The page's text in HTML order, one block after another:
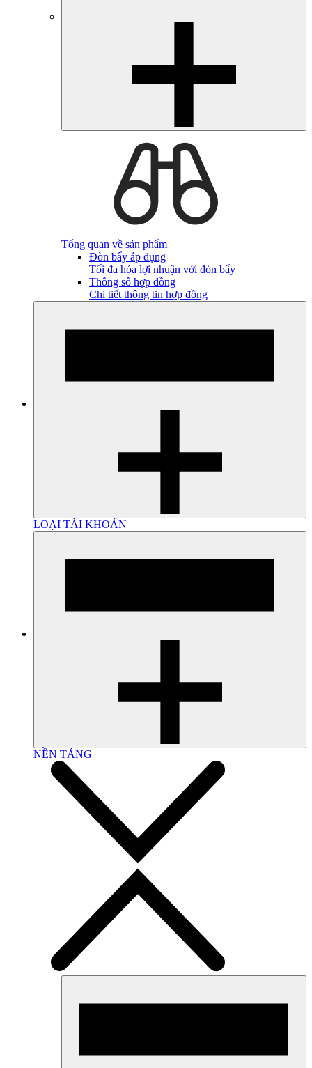
Tổng quan về sản phẩm
Đòn bẩy áp dụng
Tối đa hóa lợi nhuận với đòn bẩy
Thông số hợp đồng
Chi tiết thông tin hợp đồng
LOẠI TÀI KHOẢN
NỀN TẢNG